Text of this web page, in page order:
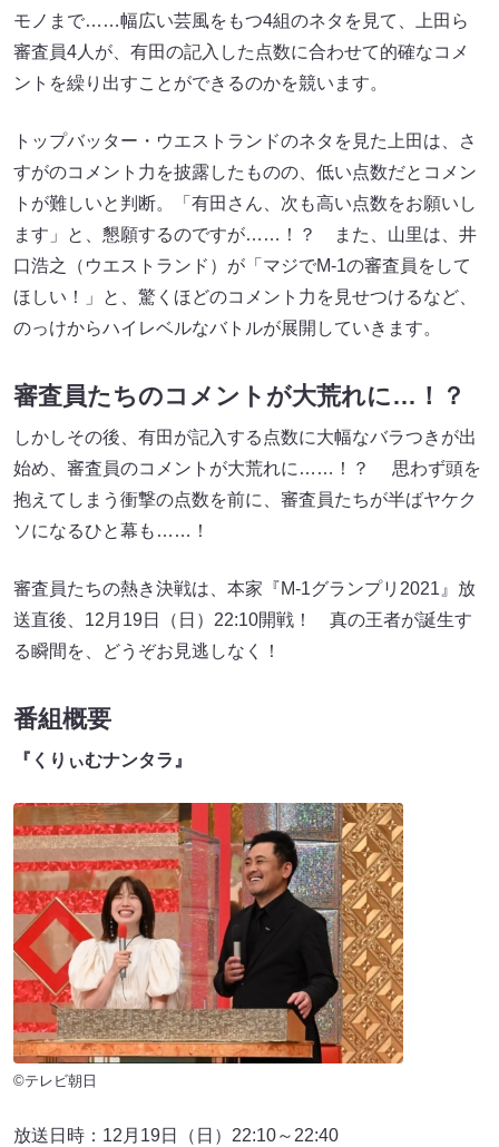
モノまで……幅広い芸風をもつ4組のネタを見て、上田ら
審査員4人が、有田の記入した点数に合わせて的確なコメ
ントを繰り出すことができるのかを競います。
トップバッター・ウエストランドのネタを見た上田は、さ
すがのコメント力を披露したものの、低い点数だとコメン
トが難しいと判断。「有田さん、次も高い点数をお願いし
ます」と、懇願するのですが……！？ また、山里は、井
口浩之（ウエストランド）が「マジでM-1の審査員をして
ほしい！」と、驚くほどのコメント力を見せつけるなど、
のっけからハイレベルなバトルが展開していきます。
審査員たちのコメントが大荒れに…！？
しかしその後、有田が記入する点数に大幅なバラつきが出
始め、審査員のコメントが大荒れに……！？ 思わず頭を
抱えてしまう衝撃の点数を前に、審査員たちが半ばヤケク
ソになるひと幕も……！
審査員たちの熱き決戦は、本家『M-1グランプリ2021』放
送直後、12月19日（日）22:10開戦！ 真の王者が誕生す
る瞬間を、どうぞお見逃しなく！
番組概要
『くりぃむナンタラ』
©テレビ朝日
放送日時：12月19日（日）22:10～22:40